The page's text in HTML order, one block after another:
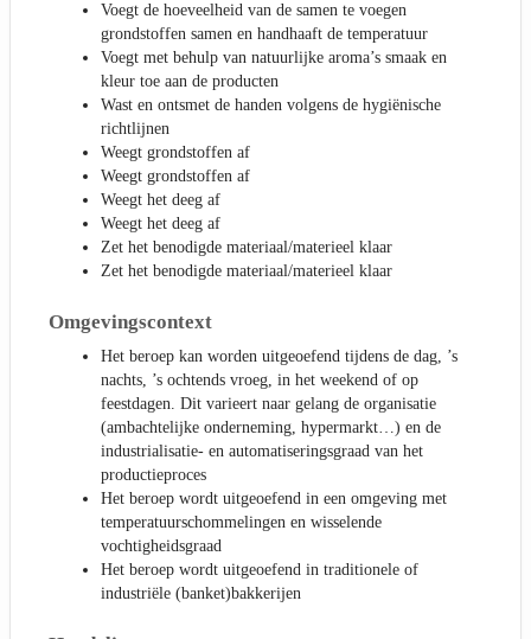
Voegt de hoeveelheid van de samen te voegen
grondstoffen samen en handhaaft de temperatuur
Voegt met behulp van natuurlijke aroma’s smaak en
kleur toe aan de producten
Wast en ontsmet de handen volgens de hygiënische
richtlijnen
Weegt grondstoffen af
Weegt grondstoffen af
Weegt het deeg af
Weegt het deeg af
Zet het benodigde materiaal/materieel klaar
Zet het benodigde materiaal/materieel klaar
Omgevingscontext
Het beroep kan worden uitgeoefend tijdens de dag, ’s
nachts, ’s ochtends vroeg, in het weekend of op
feestdagen. Dit varieert naar gelang de organisatie
(ambachtelijke onderneming, hypermarkt…) en de
industrialisatie- en automatiseringsgraad van het
productieproces
Het beroep wordt uitgeoefend in een omgeving met
temperatuurschommelingen en wisselende
vochtigheidsgraad
Het beroep wordt uitgeoefend in traditionele of
industriële (banket)bakkerijen